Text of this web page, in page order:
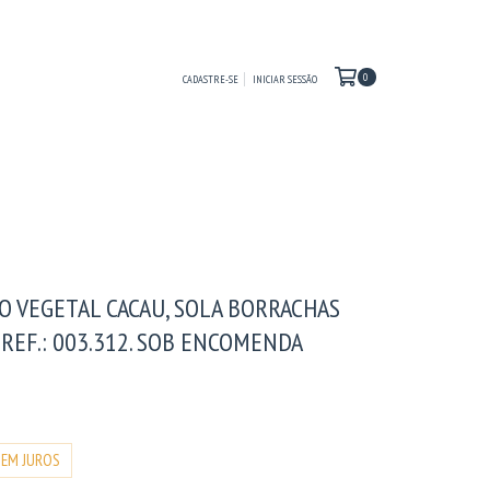
CADASTRE-SE INICIAR SESSÃO 0
VEGETAL CACAU, SOLA BORRACHAS
003.312. SOB ENCOMENDA
JUROS